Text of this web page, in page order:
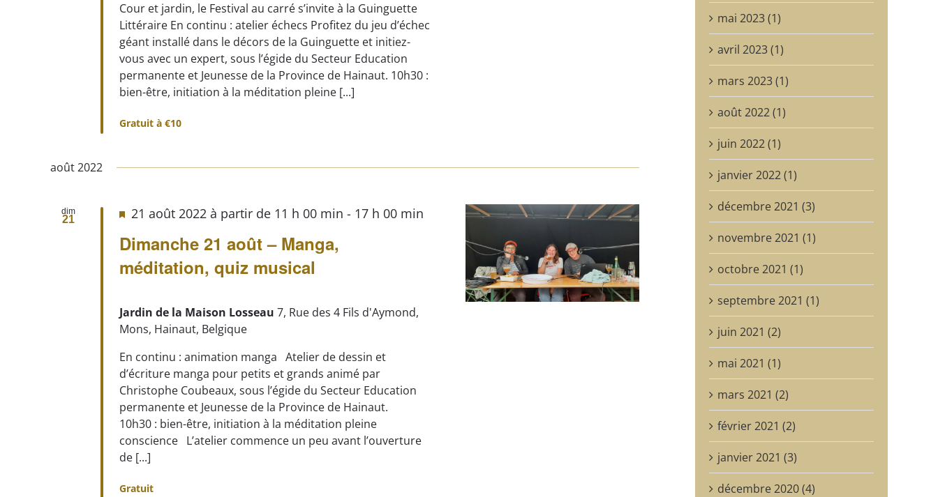
Cour et jardin, le Festival au carré s’invite à la Guinguette
Littéraire En continu : atelier échecs Profitez du jeu d’échec
géant installé dans le décors de la Guinguette et initiez-
vous avec un expert, sous l’égide du Secteur Education
permanente et Jeunesse de la Province de Hainaut. 10h30 :
bien-être, initiation à la méditation pleine [...]
Gratuit à €10
août 2022
dim
21
Dimanche 21 août – Manga,
méditation, quiz musical
21 août 2022 à partir de 11 h 00 min - 17 h 00 min
Jardin de la Maison Losseau7, Rue des 4 Fils d'Aymond,
Mons, Hainaut, Belgique
En continu : animation manga Atelier de dessin et
d’écriture manga pour petits et grands animé par
Christophe Coubeaux, sous l’égide du Secteur Education
permanente et Jeunesse de la Province de Hainaut.
10h30 : bien-être, initiation à la méditation pleine
conscience L’atelier commence un peu avant l’ouverture
de [...]
Gratuit
mai 2023 (1)
avril 2023 (1)
mars 2023 (1)
août 2022 (1)
juin 2022 (1)
janvier 2022 (1)
décembre 2021 (3)
novembre 2021 (1)
octobre 2021 (1)
septembre 2021 (1)
juin 2021 (2)
mai 2021 (1)
mars 2021 (2)
février 2021 (2)
janvier 2021 (3)
décembre 2020 (4)